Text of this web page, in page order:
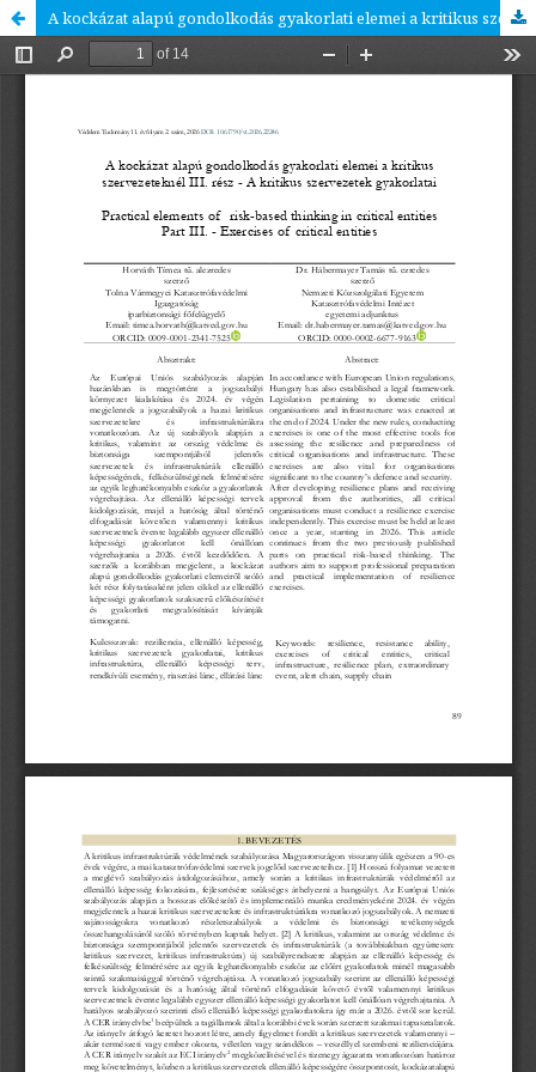
A kockázat alapú gondolkodás gyakorlati elemei a kritikus szervezeteknél III. rész